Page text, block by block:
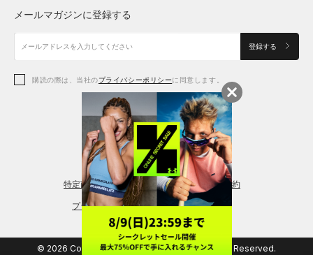
アクセサリー
アクセサリー
シューズ
アクセサリー
レギンス＆タイツ
シューズ
メールマガジンに登録する
登録する
購読の際は、当社のプライバシーポリシーに同意します。
特定商取引法に基づく通販の表記 会員規約
プライバシーポリシー
© 2026 Copyright DOME Corporation. All Rights Reserved.